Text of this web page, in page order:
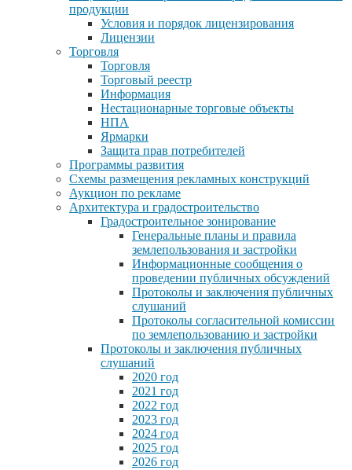
продукции
Условия и порядок лицензирования
Лицензии
Торговля
Торговля
Торговый реестр
Информация
Нестационарные торговые объекты
НПА
Ярмарки
Защита прав потребителей
Программы развития
Схемы размещения рекламных конструкций
Аукцион по рекламе
Архитектура и градостроительство
Градостроительное зонирование
Генеральные планы и правила
землепользования и застройки
Информационные сообщения о
проведении публичных обсуждений
Протоколы и заключения публичных
слушаний
Протоколы согласительной комиссии
по землепользованию и застройки
Протоколы и заключения публичных
слушаний
2020 год
2021 год
2022 год
2023 год
2024 год
2025 год
2026 год